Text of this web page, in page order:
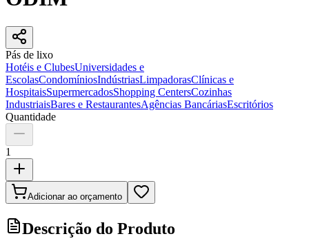
Pás de lixo
Hotéis e ClubesUniversidades e
EscolasCondomíniosIndústriasLimpadorasClínicas e
HospitaisSupermercadosShopping CentersCozinhas
IndustriaisBares e RestaurantesAgências BancáriasEscritórios
Quantidade
1
Adicionar ao orçamento
Descrição do Produto